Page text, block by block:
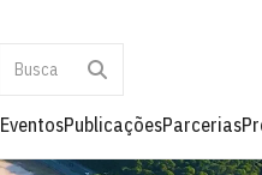
EventosPublicaçõesParcerias